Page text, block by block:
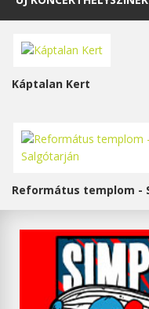
Káptalan Kert